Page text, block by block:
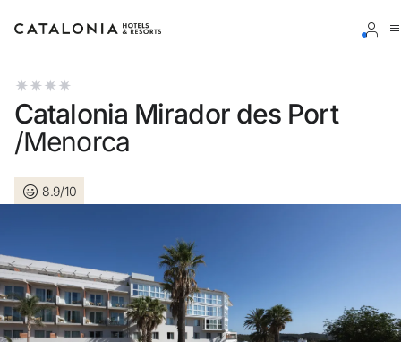
Inicia sessió al teu compte
Iniciar sessió
Has oblidat la teva contrasenya?
o utilitza una d'aquestes opcions
Entra amb Google
Catalonia Mirador des Port
/Menorca
8.9/10